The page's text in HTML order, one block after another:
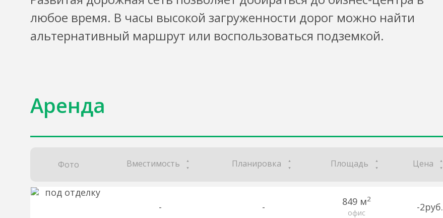
любое время. В часы высокой загруженности дорог можно найти
альтернативный маршрут или воспользоваться подземкой.
Аренда
Фото Вместимость Планировка Площадь Цена
- - 849 м2
офис -2руб.